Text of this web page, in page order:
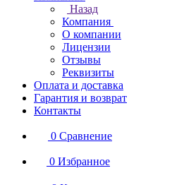
Назад
Компания
О компании
Лицензии
Отзывы
Реквизиты
Оплата и доставка
Гарантия и возврат
Контакты
0 Сравнение
0 Избранное